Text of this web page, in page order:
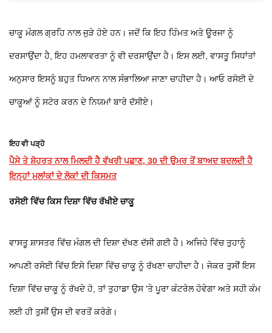
ਚਾਕੂ ਮੰਗਲ ਗ੍ਰਹਿ ਨਾਲ ਜੁੜੇ ਹੋਏ ਹਨ। ਜਦੋਂ ਕਿ ਇਹ ਹਿੰਮਤ ਅਤੇ ਊਰਜਾ ਨੂੰ
ਦਰਸਾਉਂਦਾ ਹੈ, ਇਹ ਹਮਲਾਵਰਤਾ ਨੂੰ ਵੀ ਦਰਸਾਉਂਦਾ ਹੈ। ਇਸ ਲਈ, ਵਾਸਤੂ ਸਿਧਾਂਤਾਂ
ਅਨੁਸਾਰ ਇਸਨੂੰ ਬਹੁਤ ਧਿਆਨ ਨਾਲ ਸੰਭਾਲਿਆ ਜਾਣਾ ਚਾਹੀਦਾ ਹੈ। ਆਓ ਰਸੋਈ ਦੇ
ਚਾਕੂਆਂ ਨੂੰ ਸਟੋਰ ਕਰਨ ਦੇ ਨਿਯਮਾਂ ਬਾਰੇ ਦੱਸੀਏ।
ਇਹ ਵੀ ਪੜ੍ਹੋ
ਪੈਸੇ ਤੇ ਸ਼ੋਹਰਤ ਨਾਲ ਮਿਲਦੀ ਹੈ ਵੱਖਰੀ ਪਛਾਣ, 30 ਦੀ ਉਮਰ ਤੋਂ ਬਾਅਦ ਬਦਲਦੀ ਹੈ
ਇਨ੍ਹਾਂ ਮੁਲਾਂਕਾਂ ਦੇ ਲੋਕਾਂ ਦੀ ਕਿਸਮਤ
ਰਸੋਈ ਵਿੱਚ ਕਿਸ ਦਿਸ਼ਾ ਵਿੱਚ ਰੱਖੀਏ ਚਾਕੂ
ਵਾਸਤੂ ਸ਼ਾਸਤਰ ਵਿੱਚ ਮੰਗਲ ਦੀ ਦਿਸ਼ਾ ਦੱਖਣ ਦੱਸੀ ਗਈ ਹੈ। ਅਜਿਹੇ ਵਿੱਚ ਤੁਹਾਨੂੰ
ਆਪਣੀ ਰਸੋਈ ਵਿੱਚ ਇਸੇ ਦਿਸ਼ਾ ਵਿੱਚ ਚਾਕੂ ਨੂੰ ਰੱਖਣਾ ਚਾਹੀਦਾ ਹੈ। ਜੇਕਰ ਤੁਸੀਂ ਇਸ
ਦਿਸ਼ਾ ਵਿੱਚ ਚਾਕੂ ਨੂੰ ਰੱਖਦੇ ਹੋ, ਤਾਂ ਤੁਹਾਡਾ ਉਸ 'ਤੇ ਪੂਰਾ ਕੰਟਰੋਲ ਹੋਵੇਗਾ ਅਤੇ ਸਹੀ ਕੰਮ
ਲਈ ਹੀ ਤੁਸੀਂ ਉਸ ਦੀ ਵਰਤੋਂ ਕਰੋਗੇ।